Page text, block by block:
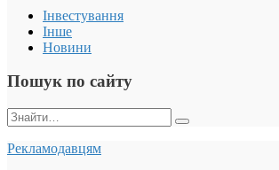
Інвестування
Інше
Новини
Пошук по сайту
Пошук:
Рекламодавцям